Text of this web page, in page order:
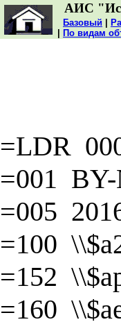
АИС
Базовый
По видам
=LDR
=001 BY-
=005
=100
=152
=160